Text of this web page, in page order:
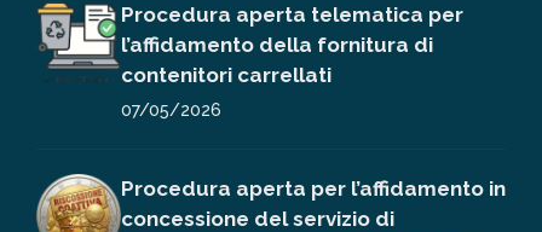
Procedura aperta telematica per
l’affidamento della fornitura di
contenitori carrellati
07/05/2026
Procedura aperta per l’affidamento in
concessione del servizio di